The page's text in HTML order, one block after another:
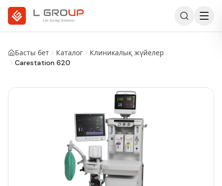
Басты бет Каталог
Клиникалық жүйелер
Carestation 620